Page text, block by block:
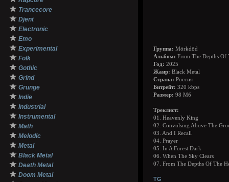
★ Trancecore
★ Djent
★ Electronic
★ Emo
★ Experimental
★ Folk
★ Gothic
★ Grind
★ Grunge
★ Indie
★ Industrial
★ Instrumental
★ Math
★ Melodic
★ Metal
★ Black Metal
★ Death Metal
★ Doom Metal
Группа: Mörkdöd
Альбом: From The Depths Of
Год: 2025
Жанр: Black Metal
Страна: Россия
Битрейт: 320 kbps
Размер: 98 Мб
Треклист:
01. Heavenly King
02. Convulsing Above The
03. And I Recall
04. Prayer
05. In A Forest Dark
06. When The Sky Clears
07. From The Depths Of The
TG